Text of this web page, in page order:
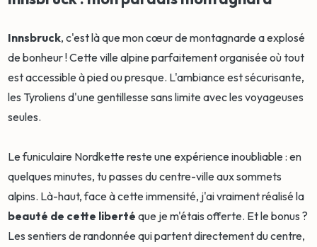
Innsbruck, c'est là que mon cœur de montagnarde a explosé
de bonheur ! Cette ville alpine parfaitement organisée où tout
est accessible à pied ou presque. L'ambiance est sécurisante,
les Tyroliens d'une gentillesse sans limite avec les voyageuses
seules.
Le funiculaire Nordkette reste une expérience inoubliable : en
quelques minutes, tu passes du centre-ville aux sommets
alpins. Là-haut, face à cette immensité, j'ai vraiment réalisé la
beauté de cette liberté que je m'étais offerte. Et le bonus ?
Les sentiers de randonnée qui partent directement du centre,